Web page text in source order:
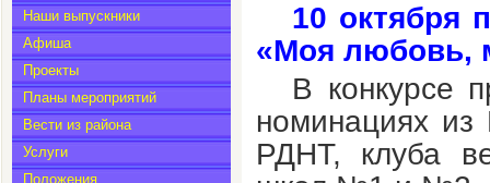
Наши выпускники
Афиша
Проекты
Планы мероприятий
Вести из района
Услуги
Положения
10 октября
«Моя любовь,
В конкурсе
номинациях
РДНТ, клуба